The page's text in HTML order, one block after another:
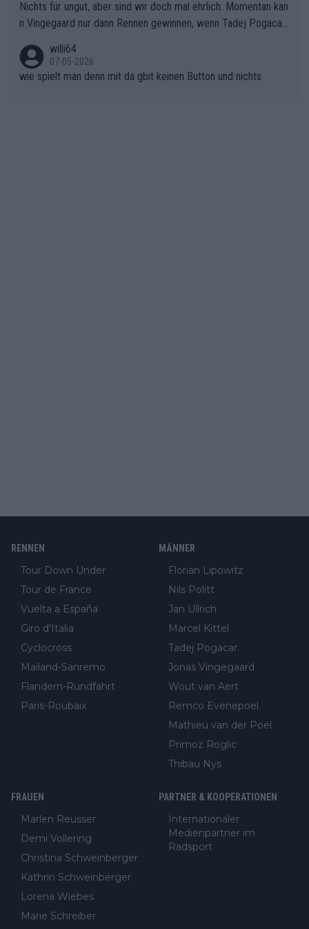
ichtung Nizza. Niewiadoma hat psychologisch Oberwasser, ab
er SD Worx und Vollering müssen jetzt All-In gehen. (gregman
n)
Nichts für ungut, aber sind wir doch mal ehrlich: Momentan kan
n Vingegaard nur dann Rennen gewinnen, wenn Tadej Pogacar
willi64
07-05-2026
wie spielt man denn mit da gbit keinen Button und nichts
RENNEN
Tour Down Under
Tour de France
Vuelta a España
Giro d'Italia
Cyclocross
Mailand-Sanremo
Flandern-Rundfahrt
Paris-Roubaix
MÄNNER
Florian Lipowitz
Nils Politt
Jan Ullrich
Marcel Kittel
Tadej Pogacar
Jonas Vingegaard
Wout van Aert
Remco Evenepoel
Mathieu van der Poel
Primoz Roglic
Thibau Nys
FRAUEN
Marlen Reusser
Demi Vollering
Christina Schweinberger
Kathrin Schweinberger
Lorena Wiebes
Marie Schreiber
PARTNER & KOOPERATIONEN
Internationaler
Medienpartner im
Radsport